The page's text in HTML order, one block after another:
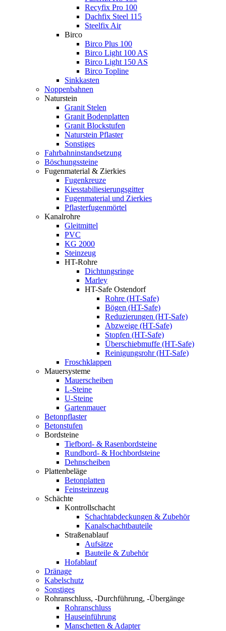
Recyfix Pro 100
Dachfix Steel 115
Steelfix Air
Birco
Birco Plus 100
Birco Light 100 AS
Birco Light 150 AS
Birco Topline
Sinkkasten
Noppenbahnen
Naturstein
Granit Stelen
Granit Bodenplatten
Granit Blockstufen
Naturstein Pflaster
Sonstiges
Fahrbahninstandsetzung
Böschungssteine
Fugenmaterial & Zierkies
Fugenkreuze
Kiesstabiliesierungsgitter
Fugenmaterial und Zierkies
Pflasterfugenmörtel
Kanalrohre
Gleitmittel
PVC
KG 2000
Steinzeug
HT-Rohre
Dichtungsringe
Marley
HT-Safe Ostendorf
Rohre (HT-Safe)
Bögen (HT-Safe)
Reduzierungen (HT-Safe)
Abzweige (HT-Safe)
Stopfen (HT-Safe)
Überschiebmuffe (HT-Safe)
Reinigungsrohr (HT-Safe)
Froschklappen
Mauersysteme
Mauerscheiben
L-Steine
U-Steine
Gartenmauer
Betonpflaster
Betonstufen
Bordsteine
Tiefbord- & Rasenbordsteine
Rundbord- & Hochbordsteine
Dehnscheiben
Plattenbeläge
Betonplatten
Feinsteinzeug
Schächte
Kontrollschacht
Schachtabdeckungen & Zubehör
Kanalschachtbauteile
Straßenablauf
Aufsätze
Bauteile & Zubehör
Hofablauf
Dränage
Kabelschutz
Sonstiges
Rohranschluss, -Durchführung, -Übergänge
Rohranschluss
Hauseinführung
Manschetten & Adapter